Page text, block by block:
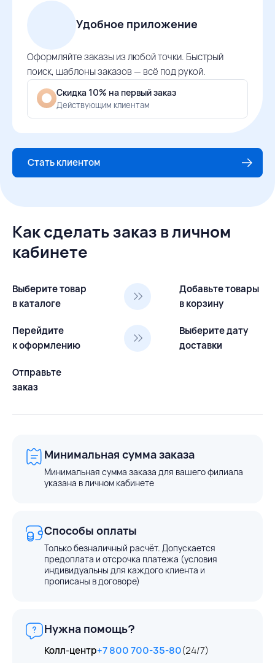
Удобное приложение
Оформляйте заказы из любой точки. Быстрый
поиск, шаблоны заказов — всё под рукой.
Скидка 10% на первый заказ
Действующим клиентам
Стать клиентом
Как сделать заказ в личном
кабинете
Выберите товар
в каталоге
Добавьте товары
в корзину
Перейдите
к оформлению
Выберите дату
доставки
Отправьте
заказ
Минимальная сумма заказа
Минимальная сумма заказа для вашего филиала
указана в личном кабинете
Способы оплаты
Только безналичный расчёт. Допускается
предоплата и отсрочка платежа (условия
индивидуальны для каждого клиента и
прописаны в договоре)
Нужна помощь?
Колл-центр+7 800 700-35-80(24/7)